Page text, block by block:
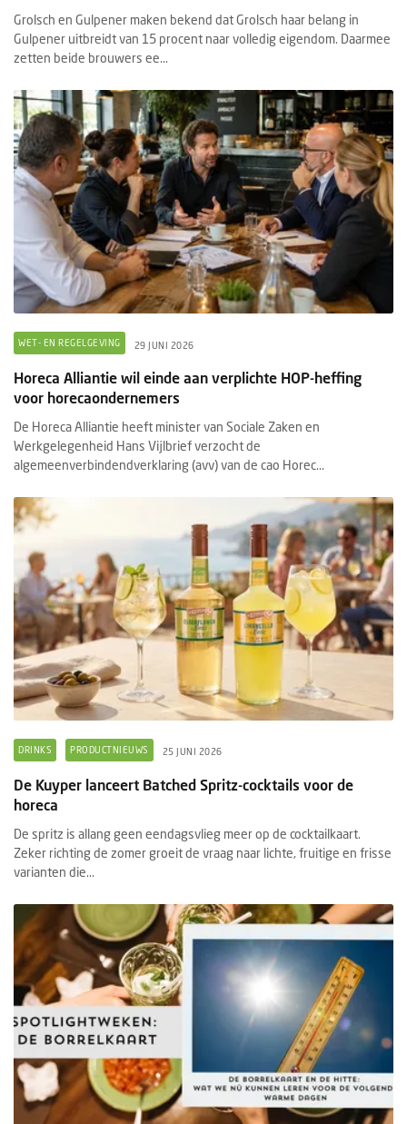
Grolsch en Gulpener maken bekend dat Grolsch haar belang in
Gulpener uitbreidt van 15 procent naar volledig eigendom. Daarmee
zetten beide brouwers ee...
WET- EN REGELGEVING 29 JUNI 2026
Horeca Alliantie wil einde aan verplichte HOP-heffing
voor horecaondernemers
De Horeca Alliantie heeft minister van Sociale Zaken en
Werkgelegenheid Hans Vijlbrief verzocht de
algemeenverbindendverklaring (avv) van de cao Horec...
DRINKS PRODUCTNIEUWS 25 JUNI 2026
De Kuyper lanceert Batched Spritz-cocktails voor de
horeca
De spritz is allang geen eendagsvlieg meer op de cocktailkaart.
Zeker richting de zomer groeit de vraag naar lichte, fruitige en frisse
varianten die...